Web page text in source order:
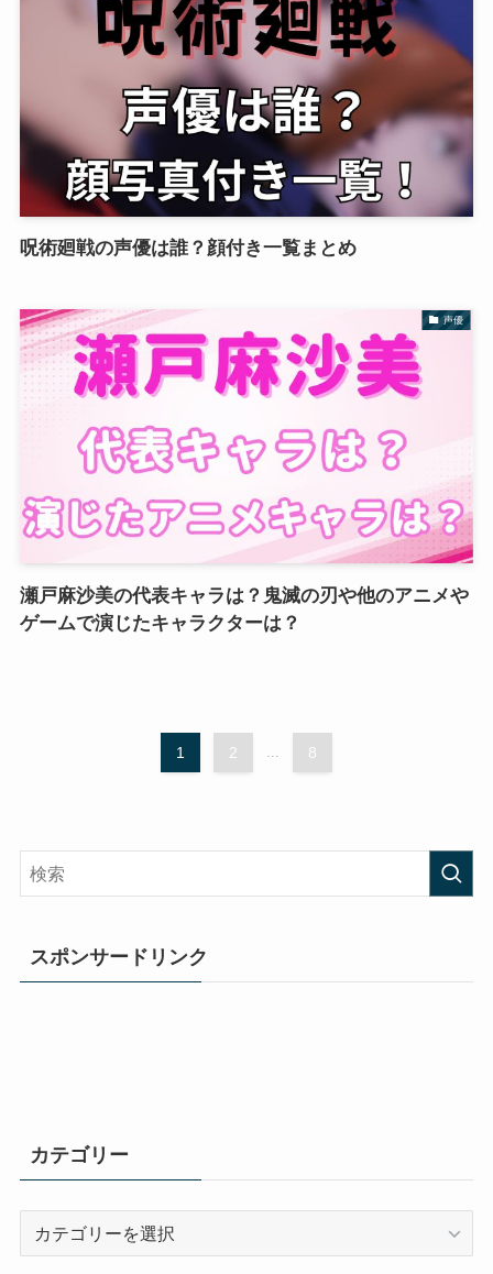
呪術廻戦の声優は誰？顔付き一覧まとめ
声優
瀬戸麻沙美の代表キャラは？鬼滅の刃や他のアニメや
ゲームで演じたキャラクターは？
1 2 ... 8
スポンサードリンク